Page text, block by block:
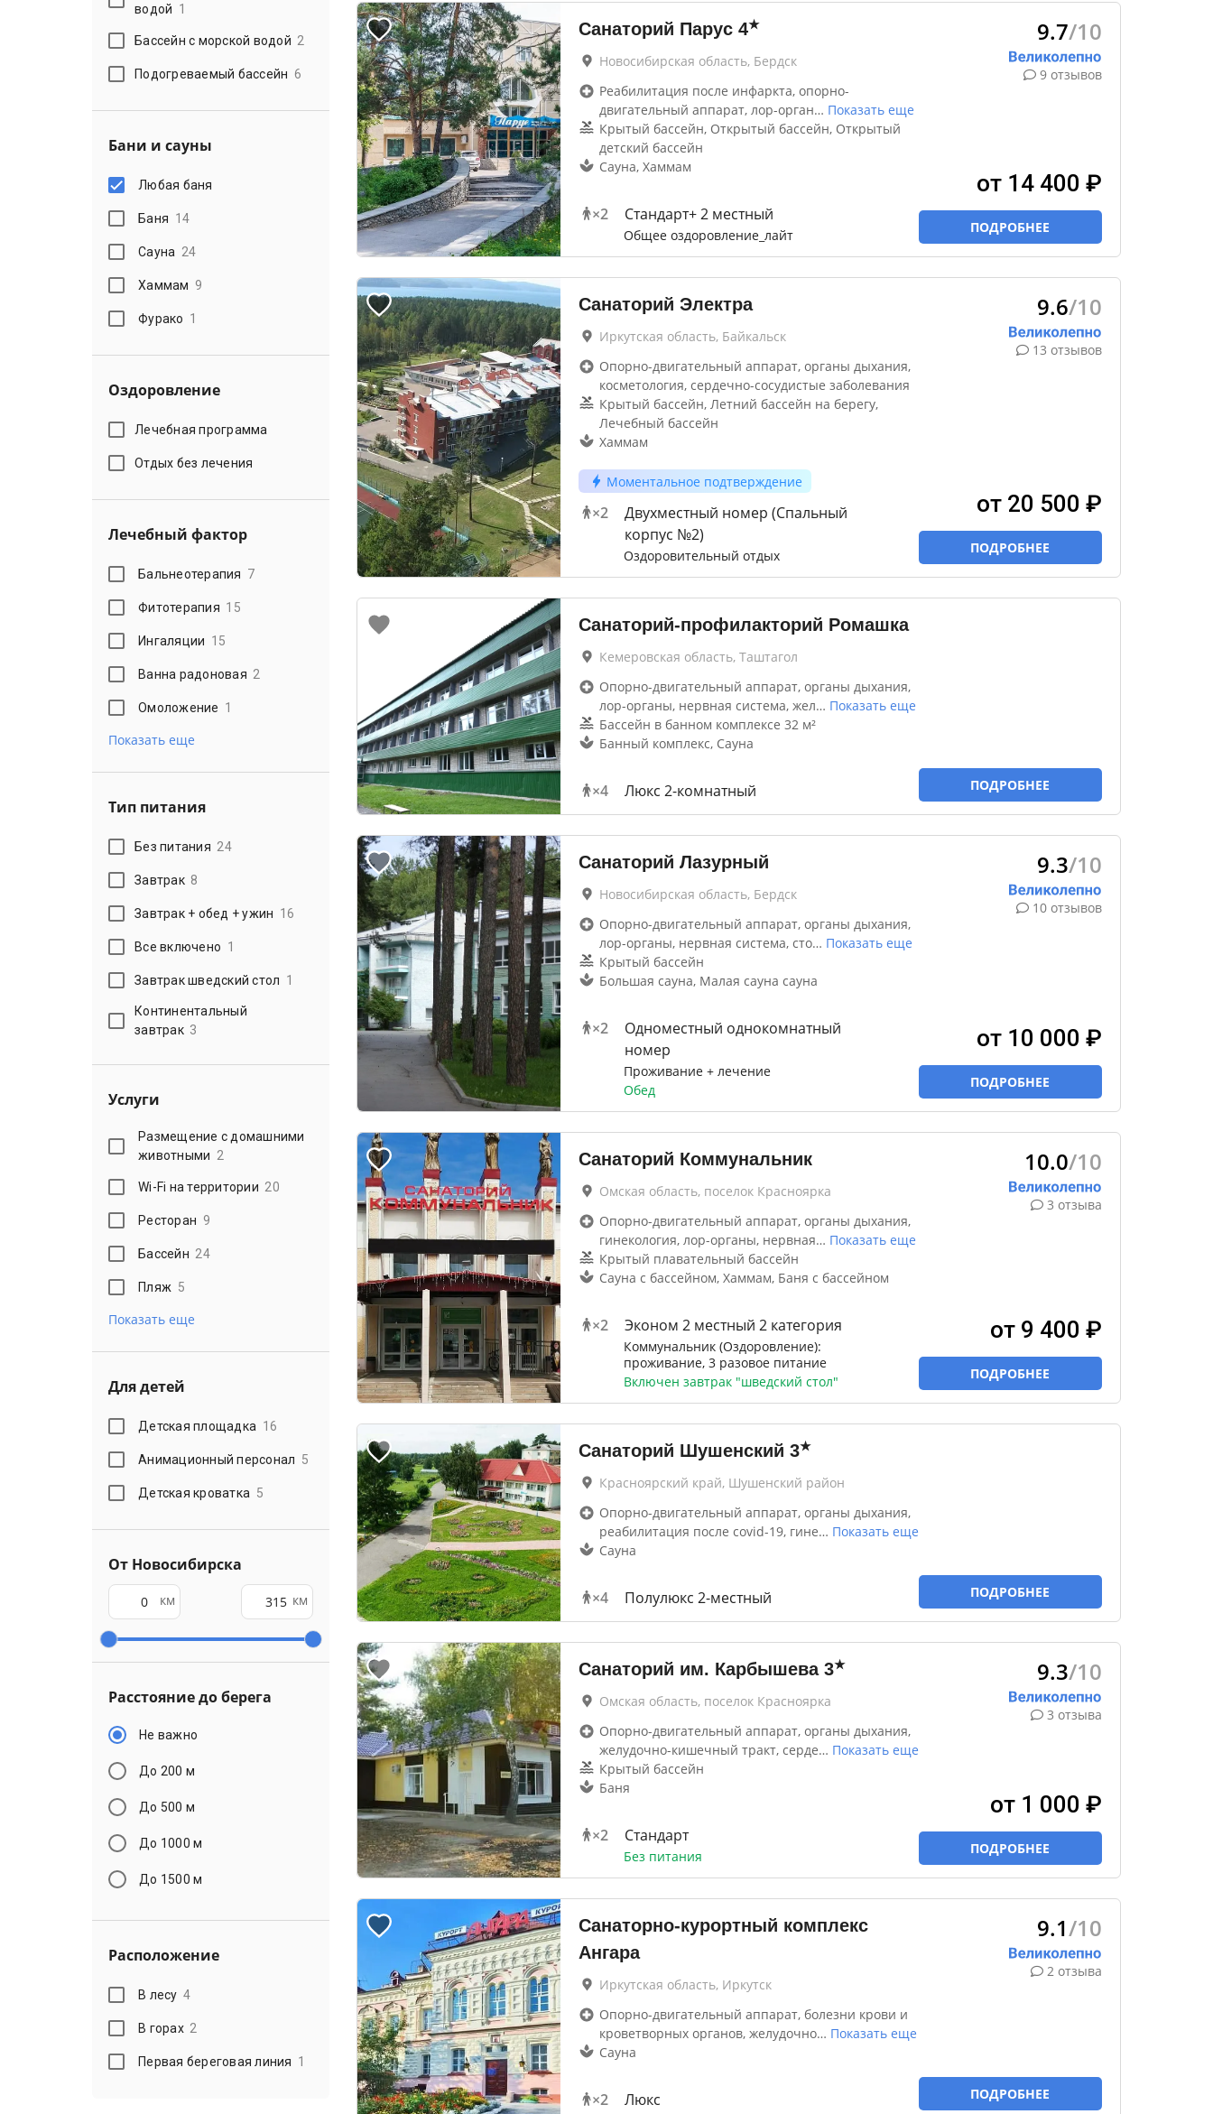
водой 1
Бассейн с морской водой 2
Подогреваемый бассейн 6
Бани и сауны
Любая баня
Баня 14
Сауна 24
Хаммам 9
Фурако 1
Оздоровление
Лечебная программа
Отдых без лечения
Лечебный фактор
Бальнеотерапия 7
Фитотерапия 15
Ингаляции 15
Ванна радоновая 2
Омоложение 1
Показать еще
Тип питания
Без питания 24
Завтрак 8
Завтрак + обед + ужин 16
Все включено 1
Завтрак шведский стол 1
Континентальный
завтрак 3
Услуги
Размещение с домашними
животными 2
Wi-Fi на территории 20
Ресторан 9
Бассейн 24
Пляж 5
Показать еще
Для детей
Детская площадка 16
Анимационный персонал 5
Детская кроватка 5
От Новосибирска
км км
Расстояние до берега
Не важно
До 200 м
До 500 м
До 1000 м
До 1500 м
Расположение
В лесу 4
В горах 2
Первая береговая линия 1
Санаторий Парус 4★
Новосибирская область, Бердск
Реабилитация после инфаркта, опорно-
двигательный аппарат, лор-орган… Показать еще
Крытый бассейн, Открытый бассейн, Открытый
детский бассейн
Сауна, Хаммам
×2 Стандарт+ 2 местный
Общее оздоровление_лайт
9.7/10
9 отзывов
от 14 400 ₽
ПОДРОБНЕЕ
Санаторий Электра
Иркутская область, Байкальск
Опорно-двигательный аппарат, органы дыхания,
косметология, сердечно-сосудистые заболевания
Крытый бассейн, Летний бассейн на берегу,
Лечебный бассейн
Хаммам
Моментальное подтверждение
×2
Двухместный номер (Спальный
корпус №2)
Оздоровительный отдых
9.6/10
13 отзывов
от 20 500 ₽
ПОДРОБНЕЕ
Санаторий-профилакторий Ромашка
Кемеровская область, Таштагол
Опорно-двигательный аппарат, органы дыхания,
лор-органы, нервная система, жел… Показать еще
Бассейн в банном комплексе 32 м²
Банный комплекс, Сауна
×4 Люкс 2-комнатный ПОДРОБНЕЕ
Санаторий Лазурный
Новосибирская область, Бердск
Опорно-двигательный аппарат, органы дыхания,
лор-органы, нервная система, сто… Показать еще
Крытый бассейн
Большая сауна, Малая сауна сауна
×2
Одноместный однокомнатный
номер
Проживание + лечение
Обед
9.3/10
10 отзывов
от 10 000 ₽
ПОДРОБНЕЕ
Санаторий Коммунальник
Омская область, поселок Красноярка
Опорно-двигательный аппарат, органы дыхания,
гинекология, лор-органы, нервная… Показать еще
Крытый плавательный бассейн
Сауна с бассейном, Хаммам, Баня с бассейном
×2 Эконом 2 местный 2 категория
Коммунальник (Оздоровление):
проживание, 3 разовое питание
Включен завтрак "шведский стол"
10.0/10
3 отзыва
от 9 400 ₽
ПОДРОБНЕЕ
Санаторий Шушенский 3★
Красноярский край, Шушенский район
Опорно-двигательный аппарат, органы дыхания,
реабилитация после covid-19, гине… Показать еще
Сауна
×4 Полулюкс 2-местный ПОДРОБНЕЕ
Санаторий им. Карбышева 3★
Омская область, поселок Красноярка
Опорно-двигательный аппарат, органы дыхания,
желудочно-кишечный тракт, серде… Показать еще
Крытый бассейн
Баня
×2 Стандарт
Без питания
9.3/10
3 отзыва
от 1 000 ₽
ПОДРОБНЕЕ
Санаторно-курортный комплекс
Ангара
Иркутская область, Иркутск
Опорно-двигательный аппарат, болезни крови и
кроветворных органов, желудочно… Показать еще
Сауна
×2 Люкс
9.1/10
2 отзыва
ПОДРОБНЕЕ